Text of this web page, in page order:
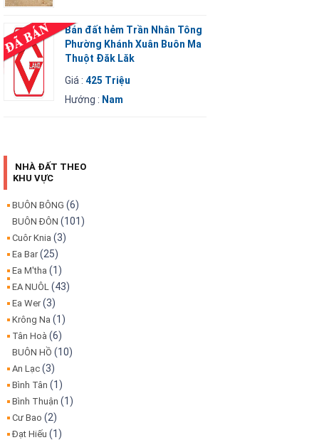
Bán đất hẻm Trần Nhân Tông
Phường Khánh Xuân Buôn Ma
Thuột Đăk Lăk
Giá :425 Triệu
Hướng : Nam
NHÀ ĐẤT THEO
KHU VỰC
BUÔN BÔNG (6)
BUÔN ĐÔN (101)
Cuôr Knia (3)
Ea Bar(25)
Ea M'tha (1)
EA NUÔL (43)
Ea Wer(3)
Krông Na (1)
Tân Hoà (6)
BUÔN HỒ (10)
An Lạc (3)
Bình Tân (1)
Bình Thuận (1)
Cư Bao (2)
Đạt Hiếu (1)